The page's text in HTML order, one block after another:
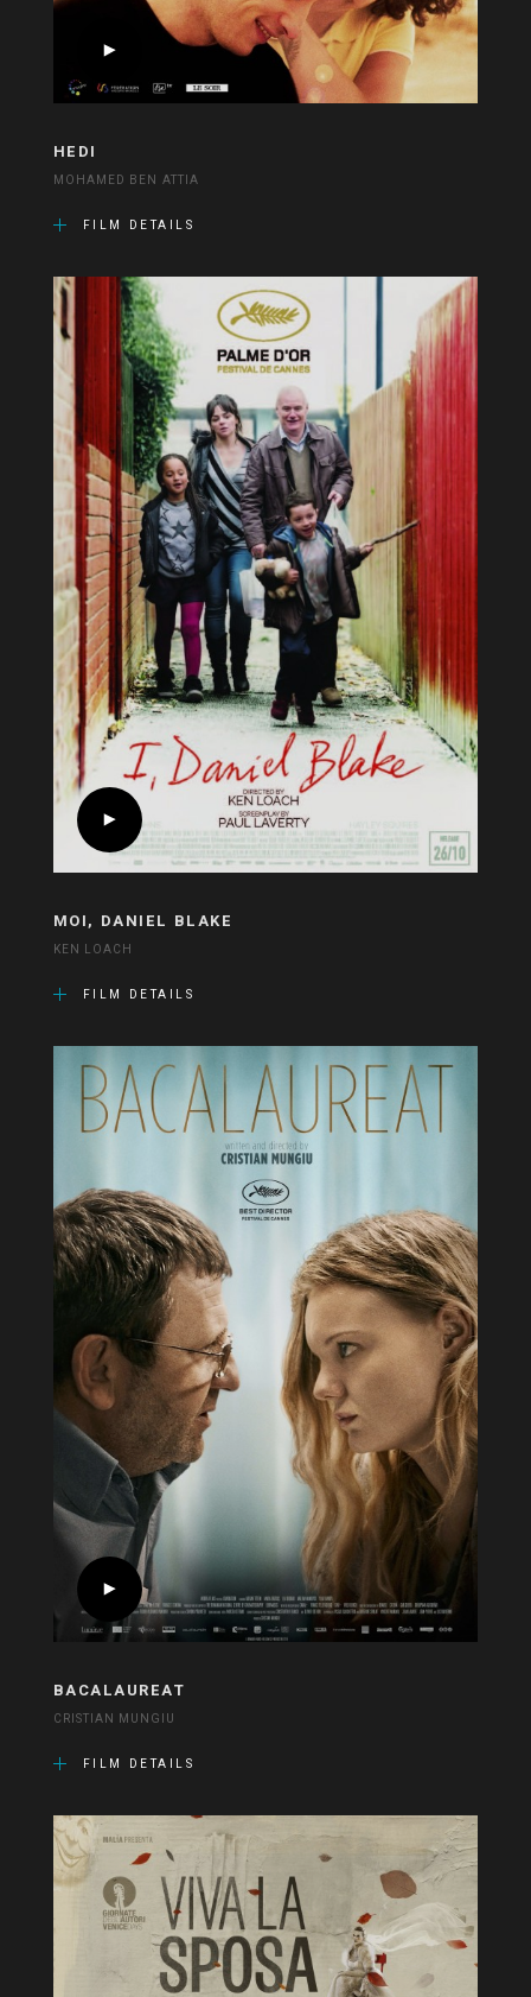
HEDI
MOHAMED BEN ATTIA
FILM DETAILS
MOI, DANIEL BLAKE
KEN LOACH
FILM DETAILS
BACALAUREAT
CRISTIAN MUNGIU
FILM DETAILS